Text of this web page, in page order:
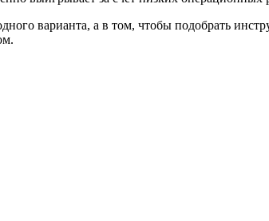
варианта, а в том, чтобы подобрать